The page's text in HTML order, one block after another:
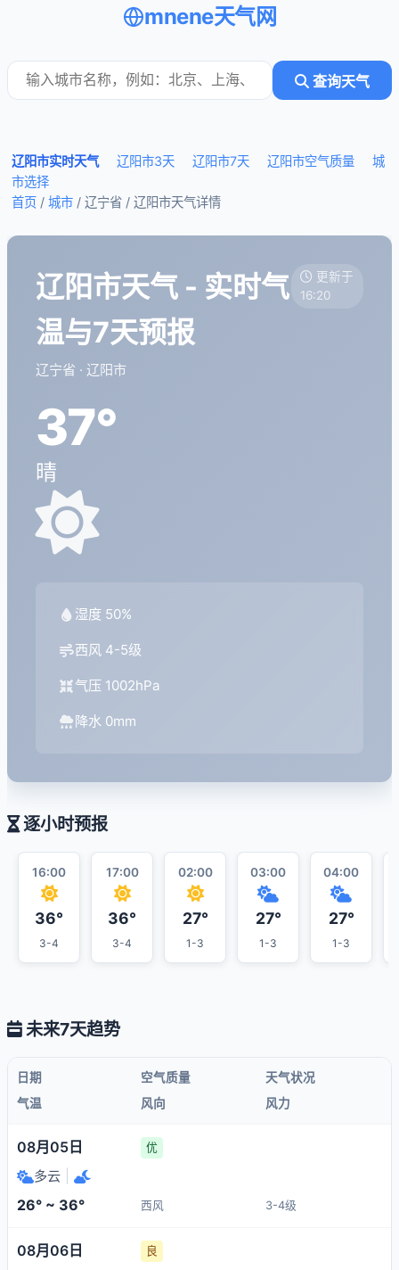
mnene天气网
查询天气
辽阳市实时天气 辽阳市3天 辽阳市7天 辽阳市空气质量
城
市选择
首页 / 城市 / 辽宁省 / 辽阳市天气详情
辽阳市天气 - 实时气
温与7天预报
辽宁省 · 辽阳市
更新于
16:20
37°
晴
湿度 50%
西风 4-5级
气压 1002hPa
降水 0mm
逐小时预报
16:00
36°
3-4
17:00
36°
3-4
02:00
27°
1-3
03:00
27°
1-3
04:00
27°
1-3
未来7天趋势
日期 空气质量
天气状况
气温
风向 风力
08月05日 优
多云
26° ~ 36° 西风 3-4级
08月06日 良